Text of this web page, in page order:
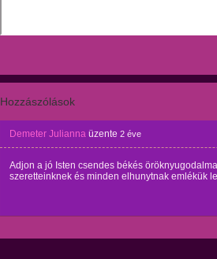
Hozzászólások
Demeter Julianna üzente 2 éve
Adjon a jó Isten csendes békés
szeretteinknek és minden elhunytnak emlékük